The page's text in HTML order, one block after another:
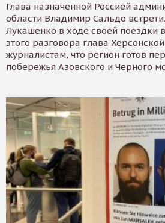
Глава назначенной Россией
области Владимир Сальдо
Лукашенко в ходе своей поездки
этого разговора глава
журналистам, что регион готов
побережья Азовского и Черного